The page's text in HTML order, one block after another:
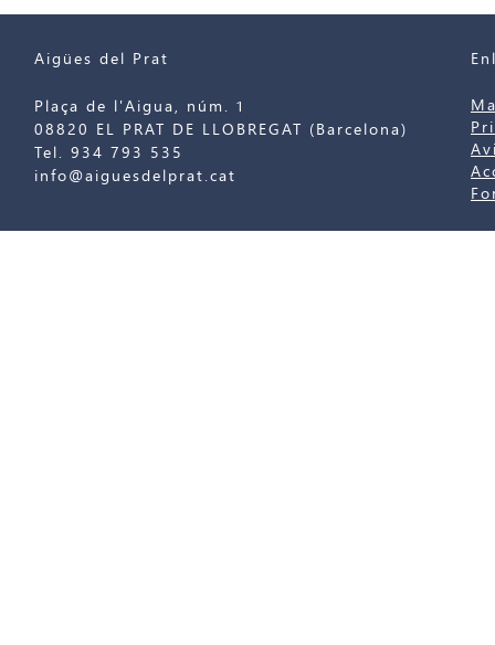
Aigües del Prat
Plaça de l'Aigua, núm. 1
08820 EL PRAT DE LLOBREGAT (Barcelona)
Tel. 934 793 535
info@aiguesdelprat.cat